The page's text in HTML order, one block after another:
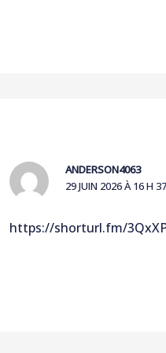
ANDERSON4063
29 JUIN 2026 À 16 H
https://shorturl.fm/